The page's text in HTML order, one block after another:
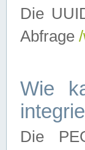
Die
Abfrage
Wie
Die